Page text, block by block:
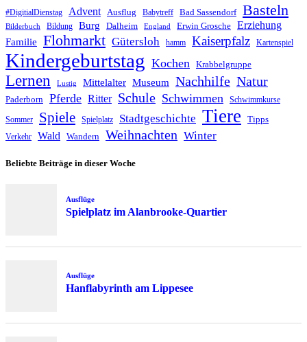
#DigitialDienstag Advent Ausflug Babytreff Bad Sassendorf Basteln
Bilderbuch Bildung Burg Dalheim England Erwin Grosche Erziehung
Familie Flohmarkt Gütersloh hamm Kaiserpfalz Kartenspiel
Kindergeburtstag Kochen Krabbelgruppe
Lernen Lustig Mittelalter Museum Nachhilfe Natur
Paderborn Pferde Ritter Schule Schwimmen Schwimmkurse
Sommer Spiele Spielplatz Stadtgeschichte Tiere Tipps
Verkehr Wald Wandern Weihnachten Winter
Beliebte Beiträge in dieser Woche
Ausflüge
Spielplatz im Alanbrooke-Quartier
Ausflüge
Hanflabyrinth am Lippesee